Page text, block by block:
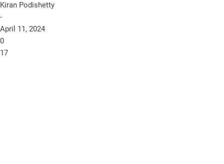
Kiran Podishetty
-
April 11, 2024
0
17